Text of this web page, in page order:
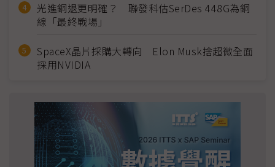
光進銅退更明確？ 聯發科估SerDes 448G為銅
線「最終戰場」
SpaceX晶片採購大轉向 Elon Musk捨超微全面
採用NVIDIA